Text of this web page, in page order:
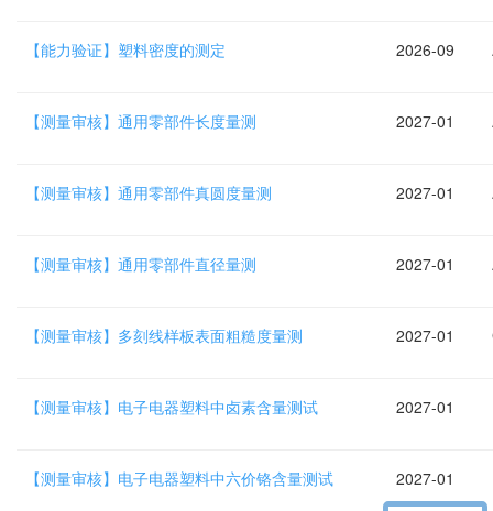
【能力验证】塑料密度的测定 2026-09
【测量审核】通用零部件长度量测 2027-01
【测量审核】通用零部件真圆度量测 2027-01
【测量审核】通用零部件直径量测 2027-01
【测量审核】多刻线样板表面粗糙度量测 2027-01
【测量审核】电子电器塑料中卤素含量测试 2027-01
【测量审核】电子电器塑料中六价铬含量测试 2027-01